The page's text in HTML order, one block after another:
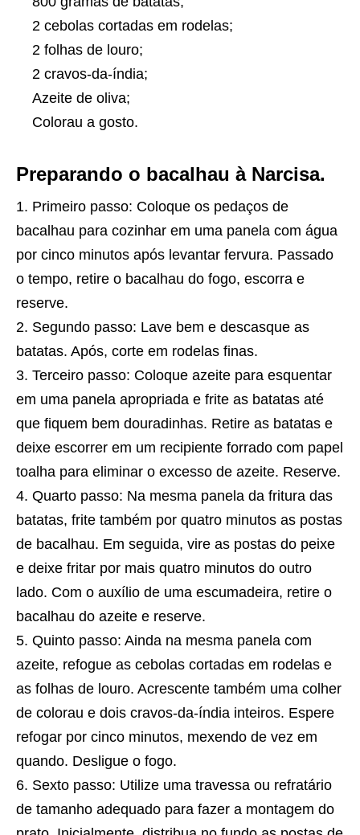
2 cebolas cortadas em rodelas;
2 folhas de louro;
2 cravos-da-índia;
Azeite de oliva;
Colorau a gosto.
Preparando o bacalhau à Narcisa.
Primeiro passo: Coloque os pedaços de
bacalhau para cozinhar em uma panela com água
por cinco minutos após levantar fervura. Passado
o tempo, retire o bacalhau do fogo, escorra e
reserve.
Segundo passo: Lave bem e descasque as
batatas. Após, corte em rodelas finas.
Terceiro passo: Coloque azeite para esquentar
em uma panela apropriada e frite as batatas até
que fiquem bem douradinhas. Retire as batatas e
deixe escorrer em um recipiente forrado com papel
toalha para eliminar o excesso de azeite. Reserve.
Quarto passo: Na mesma panela da fritura das
batatas, frite também por quatro minutos as postas
de bacalhau. Em seguida, vire as postas do peixe
e deixe fritar por mais quatro minutos do outro
lado. Com o auxílio de uma escumadeira, retire o
bacalhau do azeite e reserve.
Quinto passo: Ainda na mesma panela com
azeite, refogue as cebolas cortadas em rodelas e
as folhas de louro. Acrescente também uma colher
de colorau e dois cravos-da-índia inteiros. Espere
refogar por cinco minutos, mexendo de vez em
quando. Desligue o fogo.
Sexto passo: Utilize uma travessa ou refratário
de tamanho adequado para fazer a montagem do